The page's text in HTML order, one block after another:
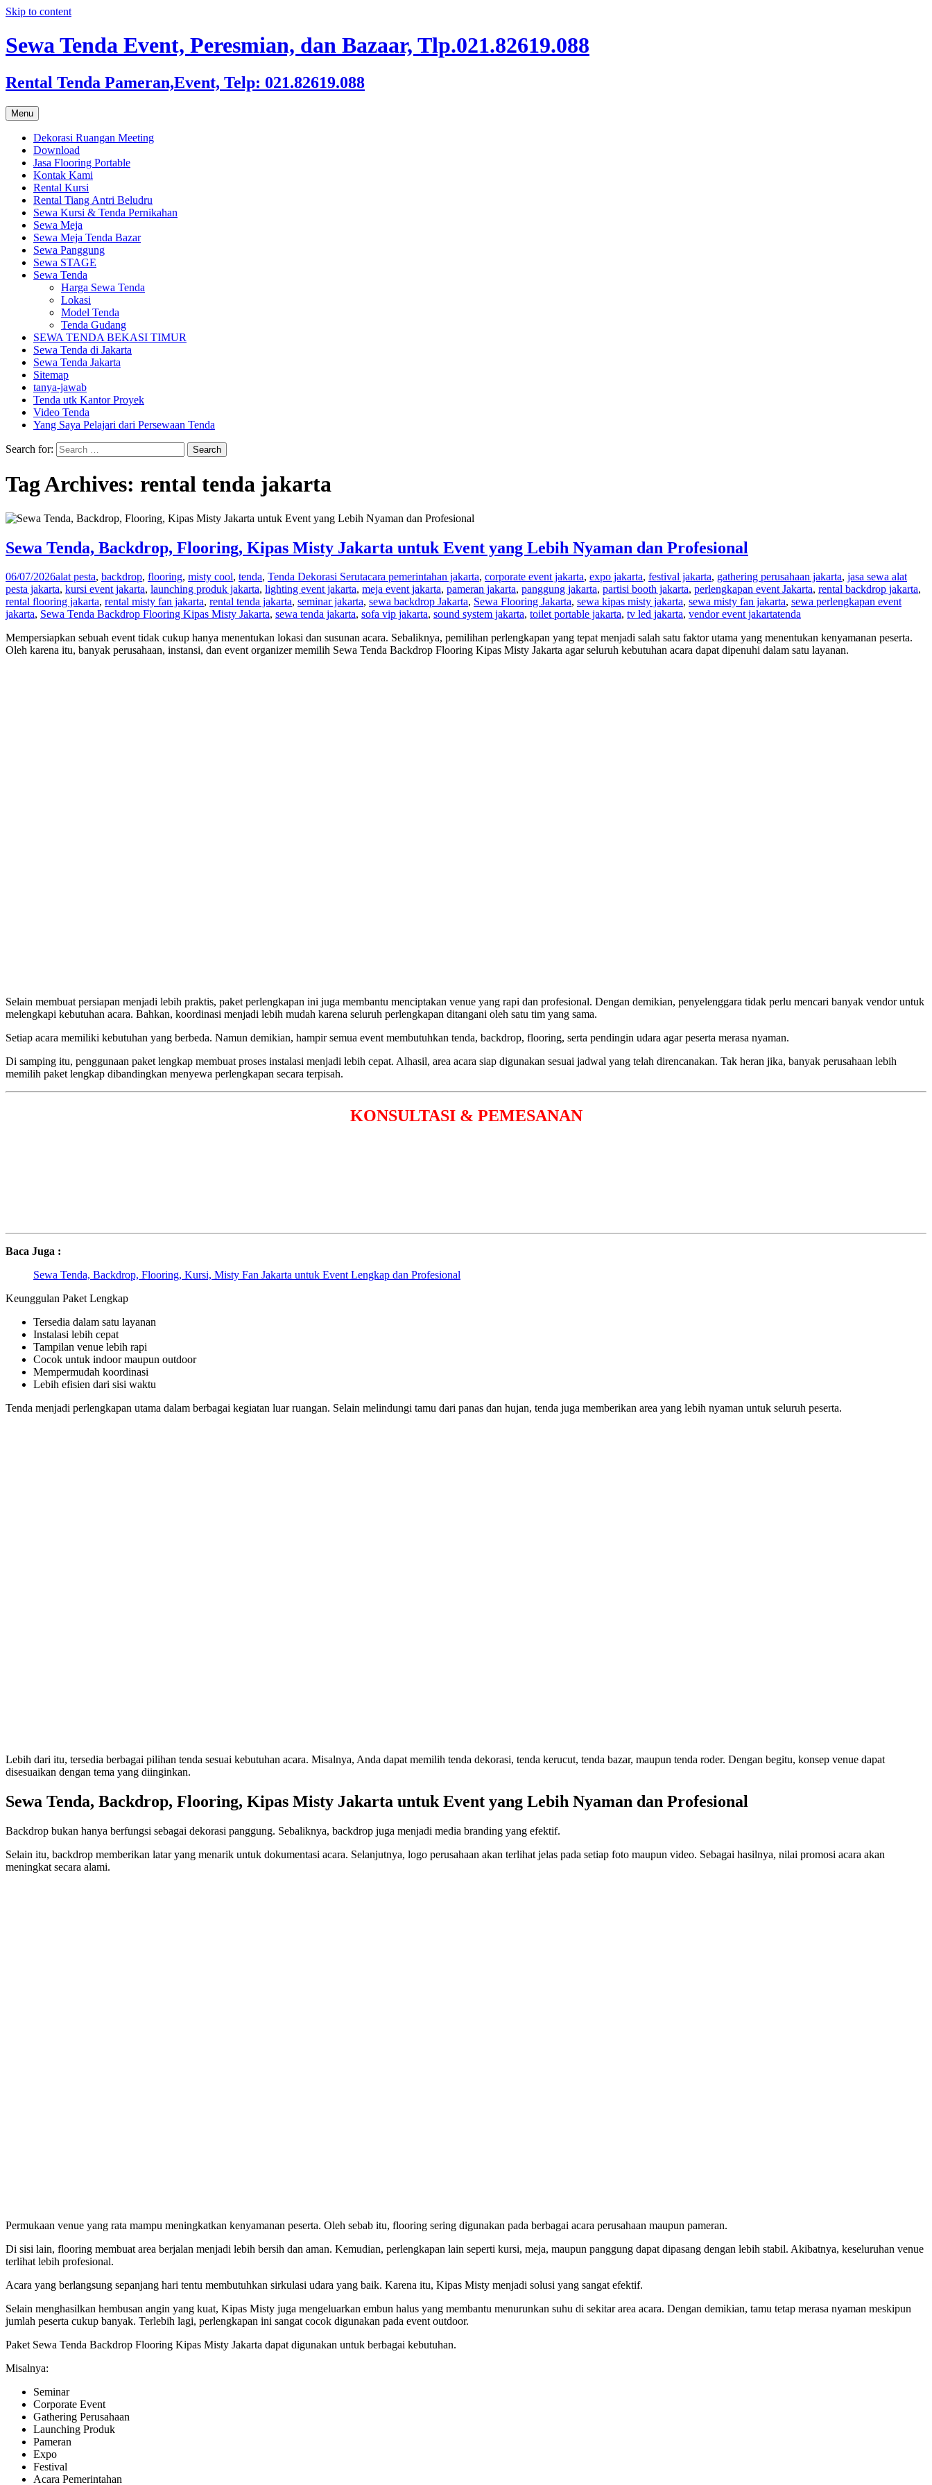
Skip to content
Sewa Tenda Event, Peresmian, dan Bazaar, Tlp.021.82619.088
Rental Tenda Pameran,Event, Telp: 021.82619.088
Menu
Dekorasi Ruangan Meeting
Download
Jasa Flooring Portable
Kontak Kami
Rental Kursi
Rental Tiang Antri Beludru
Sewa Kursi & Tenda Pernikahan
Sewa Meja
Sewa Meja Tenda Bazar
Sewa Panggung
Sewa STAGE
Sewa Tenda
Harga Sewa Tenda
Lokasi
Model Tenda
Tenda Gudang
SEWA TENDA BEKASI TIMUR
Sewa Tenda di Jakarta
Sewa Tenda Jakarta
Sitemap
tanya-jawab
Tenda utk Kantor Proyek
Video Tenda
Yang Saya Pelajari dari Persewaan Tenda
Search for:
Tag Archives: rental tenda jakarta
Sewa Tenda, Backdrop, Flooring, Kipas Misty Jakarta untuk Event yang Lebih Nyaman dan Profesional
06/07/2026alat pesta, backdrop, flooring, misty cool, tenda, Tenda Dekorasi Serutacara pemerintahan jakarta, corporate event jakarta, expo jakarta, festival jakarta, gathering perusahaan jakarta, jasa sewa alat
pesta jakarta, kursi event jakarta, launching produk jakarta, lighting event jakarta, meja event jakarta, pameran jakarta, panggung jakarta, partisi booth jakarta, perlengkapan event Jakarta, rental backdrop jakarta,
rental flooring jakarta, rental misty fan jakarta, rental tenda jakarta, seminar jakarta, sewa backdrop Jakarta, Sewa Flooring Jakarta, sewa kipas misty jakarta, sewa misty fan jakarta, sewa perlengkapan event
jakarta, Sewa Tenda Backdrop Flooring Kipas Misty Jakarta, sewa tenda jakarta, sofa vip jakarta, sound system jakarta, toilet portable jakarta, tv led jakarta, vendor event jakartatenda
Mempersiapkan sebuah event tidak cukup hanya menentukan lokasi dan susunan acara. Sebaliknya, pemilihan perlengkapan yang tepat menjadi salah satu faktor utama yang menentukan kenyamanan peserta.
Oleh karena itu, banyak perusahaan, instansi, dan event organizer memilih Sewa Tenda Backdrop Flooring Kipas Misty Jakarta agar seluruh kebutuhan acara dapat dipenuhi dalam satu layanan.
Selain membuat persiapan menjadi lebih praktis, paket perlengkapan ini juga membantu menciptakan venue yang rapi dan profesional. Dengan demikian, penyelenggara tidak perlu mencari banyak vendor untuk
melengkapi kebutuhan acara. Bahkan, koordinasi menjadi lebih mudah karena seluruh perlengkapan ditangani oleh satu tim yang sama.
Setiap acara memiliki kebutuhan yang berbeda. Namun demikian, hampir semua event membutuhkan tenda, backdrop, flooring, serta pendingin udara agar peserta merasa nyaman.
Di samping itu, penggunaan paket lengkap membuat proses instalasi menjadi lebih cepat. Alhasil, area acara siap digunakan sesuai jadwal yang telah direncanakan. Tak heran jika, banyak perusahaan lebih
memilih paket lengkap dibandingkan menyewa perlengkapan secara terpisah.
KONSULTASI & PEMESANAN
Baca Juga :
Sewa Tenda, Backdrop, Flooring, Kursi, Misty Fan Jakarta untuk Event Lengkap dan Profesional
Keunggulan Paket Lengkap
Tersedia dalam satu layanan
Instalasi lebih cepat
Tampilan venue lebih rapi
Cocok untuk indoor maupun outdoor
Mempermudah koordinasi
Lebih efisien dari sisi waktu
Tenda menjadi perlengkapan utama dalam berbagai kegiatan luar ruangan. Selain melindungi tamu dari panas dan hujan, tenda juga memberikan area yang lebih nyaman untuk seluruh peserta.
Lebih dari itu, tersedia berbagai pilihan tenda sesuai kebutuhan acara. Misalnya, Anda dapat memilih tenda dekorasi, tenda kerucut, tenda bazar, maupun tenda roder. Dengan begitu, konsep venue dapat
disesuaikan dengan tema yang diinginkan.
Sewa Tenda, Backdrop, Flooring, Kipas Misty Jakarta untuk Event yang Lebih Nyaman dan Profesional
Backdrop bukan hanya berfungsi sebagai dekorasi panggung. Sebaliknya, backdrop juga menjadi media branding yang efektif.
Selain itu, backdrop memberikan latar yang menarik untuk dokumentasi acara. Selanjutnya, logo perusahaan akan terlihat jelas pada setiap foto maupun video. Sebagai hasilnya, nilai promosi acara akan
meningkat secara alami.
Permukaan venue yang rata mampu meningkatkan kenyamanan peserta. Oleh sebab itu, flooring sering digunakan pada berbagai acara perusahaan maupun pameran.
Di sisi lain, flooring membuat area berjalan menjadi lebih bersih dan aman. Kemudian, perlengkapan lain seperti kursi, meja, maupun panggung dapat dipasang dengan lebih stabil. Akibatnya, keseluruhan venue
terlihat lebih profesional.
Acara yang berlangsung sepanjang hari tentu membutuhkan sirkulasi udara yang baik. Karena itu, Kipas Misty menjadi solusi yang sangat efektif.
Selain menghasilkan hembusan angin yang kuat, Kipas Misty juga mengeluarkan embun halus yang membantu menurunkan suhu di sekitar area acara. Dengan demikian, tamu tetap merasa nyaman meskipun
jumlah peserta cukup banyak. Terlebih lagi, perlengkapan ini sangat cocok digunakan pada event outdoor.
Paket Sewa Tenda Backdrop Flooring Kipas Misty Jakarta dapat digunakan untuk berbagai kebutuhan.
Misalnya:
Seminar
Corporate Event
Gathering Perusahaan
Launching Produk
Pameran
Expo
Festival
Acara Pemerintahan